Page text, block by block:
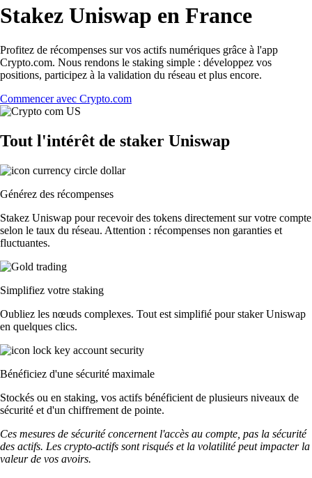
Stakez Uniswap en France
Profitez de récompenses sur vos actifs numériques grâce à l'app
Crypto.com. Nous rendons le staking simple : développez vos
positions, participez à la validation du réseau et plus encore.
Commencer avec Crypto.com
Tout l'intérêt de staker Uniswap
Générez des récompenses
Stakez Uniswap pour recevoir des tokens directement sur votre compte
selon le taux du réseau. Attention : récompenses non garanties et
fluctuantes.
Simplifiez votre staking
Oubliez les nœuds complexes. Tout est simplifié pour staker Uniswap
en quelques clics.
Bénéficiez d'une sécurité maximale
Stockés ou en staking, vos actifs bénéficient de plusieurs niveaux de
sécurité et d'un chiffrement de pointe.
Ces mesures de sécurité concernent l'accès au compte, pas la sécurité
des actifs. Les crypto-actifs sont risqués et la volatilité peut impacter la
valeur de vos avoirs.